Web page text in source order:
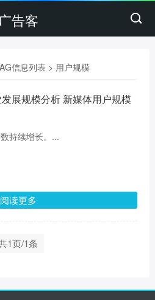
广告客
信息列表 > 用户规模
展规模分析 新媒体用户规模
持续增长。...
阅读更多
1页/1条